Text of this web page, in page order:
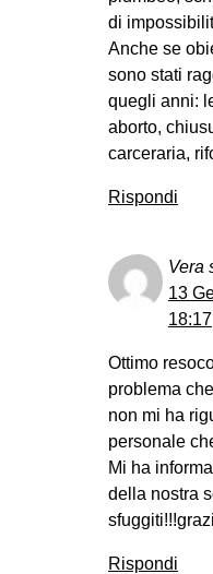
di
Anche se
sono stati
quegli anni:
aborto,
carceraria,
Rispondi
Vera
13
18:17
Ottimo
problema
non mi ha
personale
Mi ha
della nostra
Rispondi